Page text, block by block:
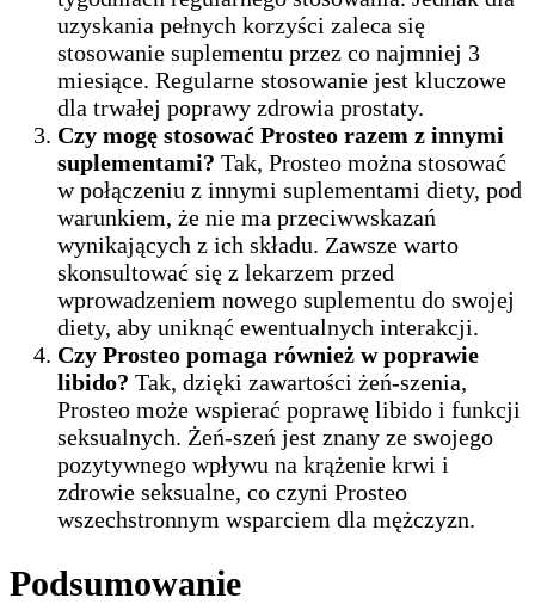
uzyskania pełnych korzyści zaleca się
stosowanie suplementu przez co najmniej 3
miesiące. Regularne stosowanie jest kluczowe
dla trwałej poprawy zdrowia prostaty.
Czy mogę stosować Prosteo razem z innymi
suplementami? Tak, Prosteo można stosować
w połączeniu z innymi suplementami diety, pod
warunkiem, że nie ma przeciwwskazań
wynikających z ich składu. Zawsze warto
skonsultować się z lekarzem przed
wprowadzeniem nowego suplementu do swojej
diety, aby uniknąć ewentualnych interakcji.
Czy Prosteo pomaga również w poprawie
libido? Tak, dzięki zawartości żeń-szenia,
Prosteo może wspierać poprawę libido i funkcji
seksualnych. Żeń-szeń jest znany ze swojego
pozytywnego wpływu na krążenie krwi i
zdrowie seksualne, co czyni Prosteo
wszechstronnym wsparciem dla mężczyzn.
Podsumowanie